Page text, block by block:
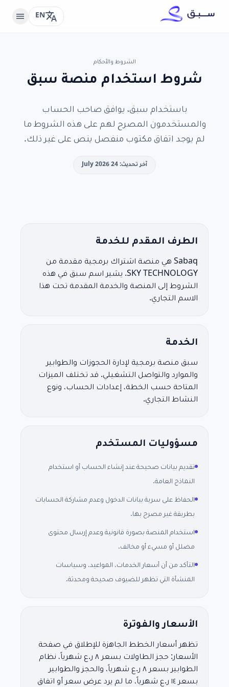
translate
EN
menu
الشروط والأحكام
شروط استخدام منصة سبق
باستخدام سبق، يوافق صاحب الحساب
والمستخدمون المصرح لهم على هذه الشروط ما
لم يوجد اتفاق مكتوب منفصل ينص على غير ذلك.
آخر تحديث: 24 July 2026
الطرف المقدم للخدمة
Sabaq هي منصة اشتراك برمجية مقدمة من
SKY TECHNOLOGY. يشير اسم سبق في هذه
الشروط إلى المنصة والخدمة المقدمة تحت هذا
الاسم التجاري.
الخدمة
سبق منصة برمجية لإدارة الحجوزات والطوابير
والموارد والتواصل التشغيلي. قد تختلف الميزات
المتاحة حسب الخطة، إعدادات الحساب، ونوع
النشاط التجاري.
مسؤوليات المستخدم
تقديم بيانات صحيحة عند إنشاء الحساب أو استخدام
النماذج العامة.
الحفاظ على سرية بيانات الدخول وعدم مشاركة الحسابات
بطريقة غير مصرح بها.
استخدام المنصة بصورة قانونية وعدم إرسال محتوى
مضلل أو مسيء أو مخالف.
التأكد من أن أسعار الخدمات، المواعيد، وسياسات
المنشأة التي تظهر للضيوف صحيحة ومحدثة.
الأسعار والفوترة
تظهر أسعار الخطط الجاهزة للإطلاق في صفحة
الأسعار: حجز الطاولات بسعر ٨ ر.ع شهرياً، نظام
الطوابير بسعر ٨ ر.ع شهرياً، والحجز والطوابير
بسعر ١٤ ر.ع شهرياً، ما لم يرد عرض سعر أو اتفاق